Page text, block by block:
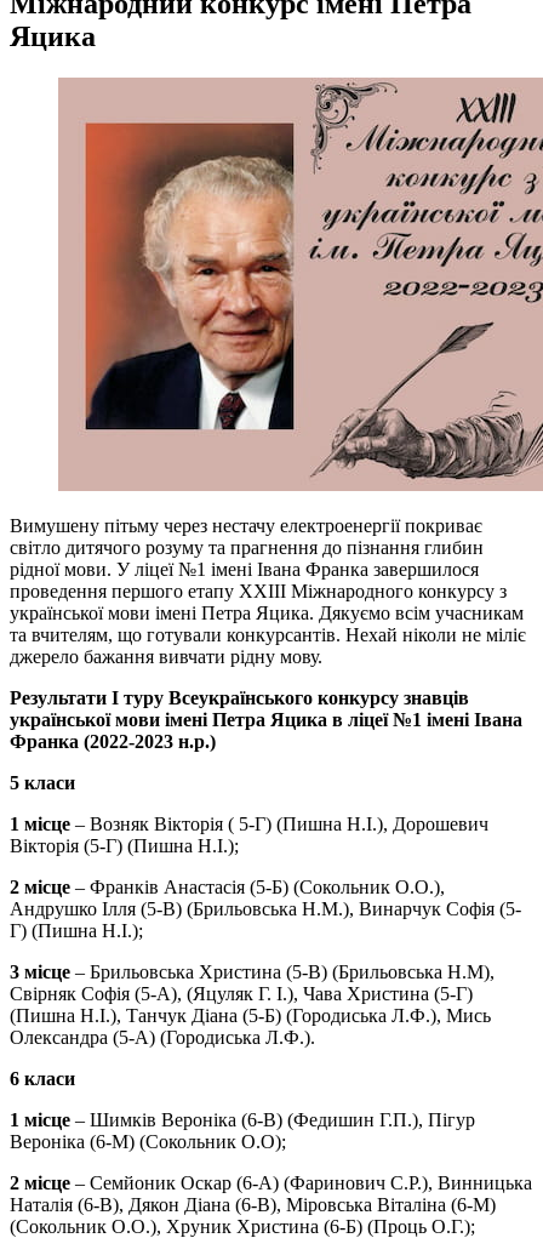
Яцика
Вимушену пітьму через нестачу електроенергії покриває
світло дитячого розуму та прагнення до пізнання глибин
рідної мови. У ліцеї №1 імені Івана Франка завершилося
проведення першого етапу ХХІІІ Міжнародного конкурсу з
української мови імені Петра Яцика. Дякуємо всім учасникам
та вчителям, що готували конкурсантів. Нехай ніколи не міліє
джерело бажання вивчати рідну мову.
Результати І туру Всеукраїнського конкурсу знавців
української мови імені Петра Яцика в ліцеї №1 імені Івана
Франка (2022-2023 н.р.)
5 класи
1 місце – Возняк Вікторія ( 5-Г) (Пишна Н.І.), Дорошевич
Вікторія (5-Г) (Пишна Н.І.);
2 місце – Франків Анастасія (5-Б) (Сокольник О.О.),
Андрушко Ілля (5-В) (Брильовська Н.М.), Винарчук Софія (5-
Г) (Пишна Н.І.);
3 місце – Брильовська Христина (5-В) (Брильовська Н.М),
Свірняк Софія (5-А), (Яцуляк Г. І.), Чава Христина (5-Г)
(Пишна Н.І.), Танчук Діана (5-Б) (Городиська Л.Ф.), Мись
Олександра (5-А) (Городиська Л.Ф.).
6 класи
1 місце – Шимків Вероніка (6-В) (Федишин Г.П.), Пігур
Вероніка (6-М) (Сокольник О.О);
2 місце – Семйоник Оскар (6-А) (Фаринович С.Р.), Винницька
Наталія (6-В), Дякон Діана (6-В), Міровська Віталіна (6-М)
(Сокольник О.О.), Хруник Христина (6-Б) (Проць О.Г.);